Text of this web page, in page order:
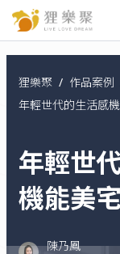
狸樂聚 作品案例
Current:
年輕世代的生活感
年輕世
機能美宅
陳乃鳳